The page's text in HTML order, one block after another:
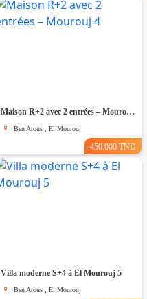
Maison R+2 avec 2 entrées – Mourouj 4
Ben Arous , El Mourouj
450.000 TND
Villa moderne S+4 à El Mourouj 5
Ben Arous , El Mourouj